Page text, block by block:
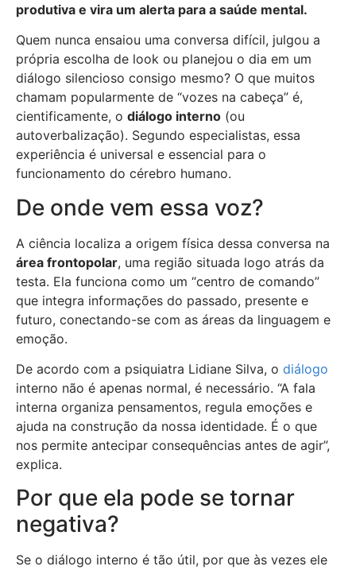
produtiva e vira um alerta para a saúde mental.
Quem nunca ensaiou uma conversa difícil, julgou a
própria escolha de look ou planejou o dia em um
diálogo silencioso consigo mesmo? O que muitos
chamam popularmente de “vozes na cabeça” é,
cientificamente, o diálogo interno (ou
autoverbalização). Segundo especialistas, essa
experiência é universal e essencial para o
funcionamento do cérebro humano.
De onde vem essa voz?
A ciência localiza a origem física dessa conversa na
área frontopolar, uma região situada logo atrás da
testa. Ela funciona como um “centro de comando”
que integra informações do passado, presente e
futuro, conectando-se com as áreas da linguagem e
emoção.
De acordo com a psiquiatra Lidiane Silva, o diálogo
interno não é apenas normal, é necessário. “A fala
interna organiza pensamentos, regula emoções e
ajuda na construção da nossa identidade. É o que
nos permite antecipar consequências antes de agir”,
explica.
Por que ela pode se tornar
negativa?
Se o diálogo interno é tão útil, por que às vezes ele